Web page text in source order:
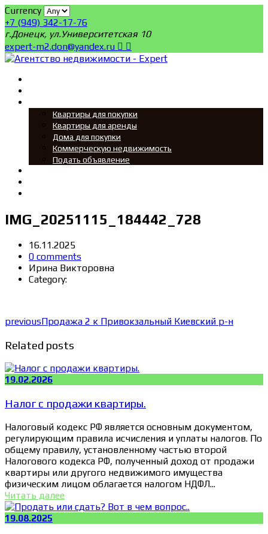
Currency
+7 (949) 342-17-76
г.Донецк, ул.Университетская 10
expert-m2.don@yandex.ru
Квартиры для покупки
Квартиры для аренды
Дома для покупки
Коммерческую недвижимость
Подать объявление
IMG_20251115_184442_728
16.11.2025
0 comments
Ирина Викторовна
Category:
previousПродажа 2 к Привокзальный Киевский р-н
Related posts
19.02.2026
Налог с продажи квартиры.
Налоговый кодекс РФ является основным документом,
регулирующим правила исчисления и уплаты налогов. По
общему правилу, установленному частью второй
Налогового кодекса РФ, полученный доход от продажи
квартиры или другого недвижимого имущества
физическим лицом облагается налогом НДФЛ...
Читать далее
19.08.2025